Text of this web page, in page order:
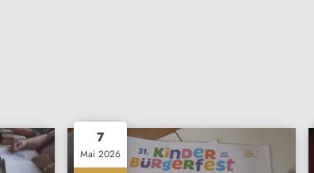
7
Mai 2026